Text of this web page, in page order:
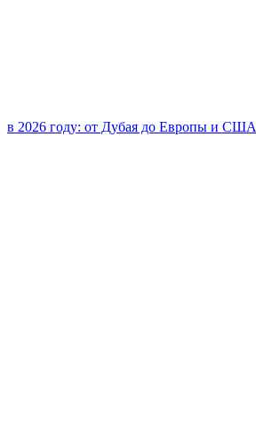
в 2026 году: от Дубая до Европы и США